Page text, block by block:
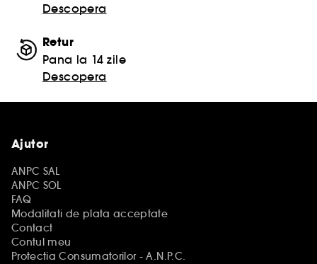
Descopera
Retur
Pana la 14 zile
Descopera
Ajutor
ANPC SAL
ANPC SOL
FAQ
Modalitati de plata acceptate
Contact
Contul meu
Protectia Consumatorilor - A.N.P.C.